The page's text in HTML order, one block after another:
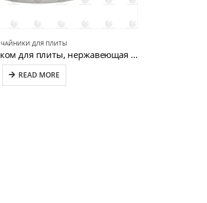
ЧАЙНИКИ ДЛЯ ПЛИТЫ
чайник со свистком для плиты, нержавеющая сталь CW-T011
READ MORE